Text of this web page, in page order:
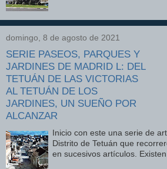
domingo, 8 de agosto de 2021
SERIE PASEOS, PARQUES Y
JARDINES DE MADRID L: DEL
TETUÁN DE LAS VICTORIAS
AL TETUÁN DE LOS
JARDINES, UN SUEÑO POR
ALCANZAR
Inicio con este una serie de
Distrito de Tetuán que
en sucesivos artículos. Existen